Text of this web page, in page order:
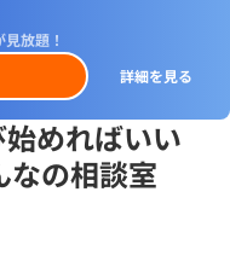
放題！
詳細を見る
めればいい
なの相談室